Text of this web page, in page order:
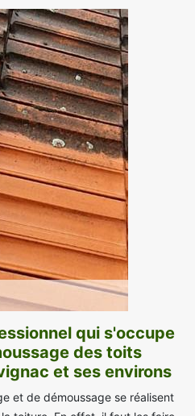
qui s'occupe
des toits
et ses environs
et de démoussage se réalisent